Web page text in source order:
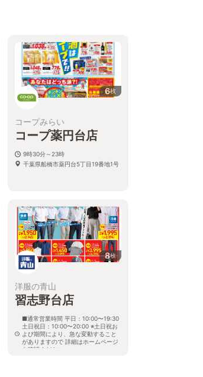
6枚
コープみらい
コープ薬円台店
9時30分～23時
千葉県船橋市薬円台5丁目19番地1号
8枚
洋服の青山
習志野台店
■通常営業時間 平日：10:00〜19:30
土日祝日：10:00〜20:00 ※土日祝お
よび期間により、急な変動すること
がありますので 詳細はホームページ
を確認ください